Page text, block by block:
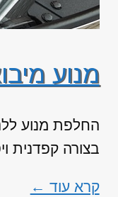
מנוע
החלפת מנוע
בצורה קפדנית
קרא עוד ←